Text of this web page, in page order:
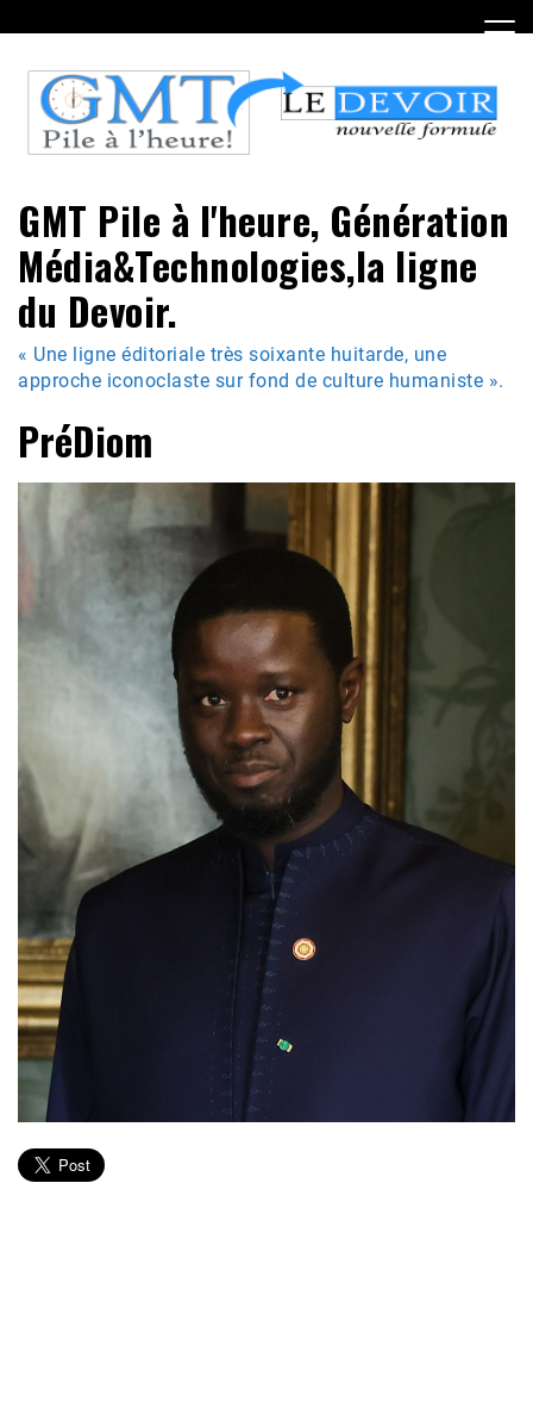
to
content
GMT Pile à l'heure, Génération
Média&Technologies,la ligne
du Devoir.
« Une ligne éditoriale très soixante huitarde, une
approche iconoclaste sur fond de culture humaniste ».
PréDiom